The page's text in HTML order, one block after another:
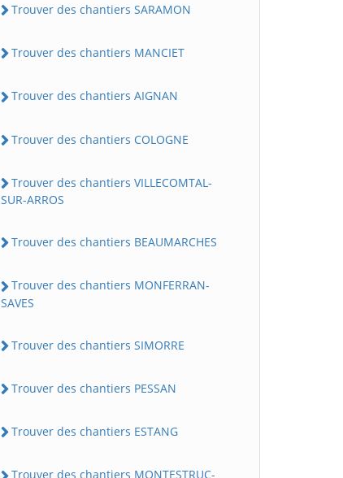
Trouver des chantiers SARAMON
Trouver des chantiers MANCIET
Trouver des chantiers AIGNAN
Trouver des chantiers COLOGNE
Trouver des chantiers VILLECOMTAL-
SUR-ARROS
Trouver des chantiers BEAUMARCHES
Trouver des chantiers MONFERRAN-
SAVES
Trouver des chantiers SIMORRE
Trouver des chantiers PESSAN
Trouver des chantiers ESTANG
Trouver des chantiers MONTESTRUC-